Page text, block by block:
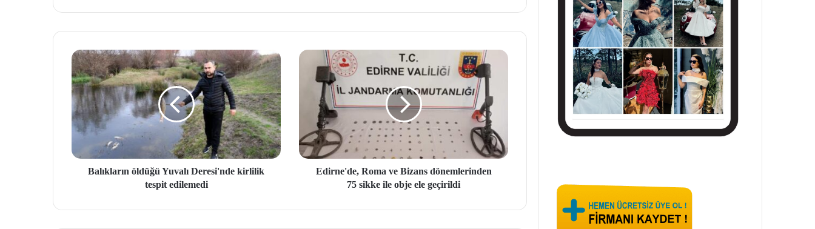
Balıkların öldüğü Yuvalı Deresi'nde kirlilik
tespit edilemedi
Edirne'de, Roma ve Bizans dönemlerinden
75 sikke ile obje ele geçirildi